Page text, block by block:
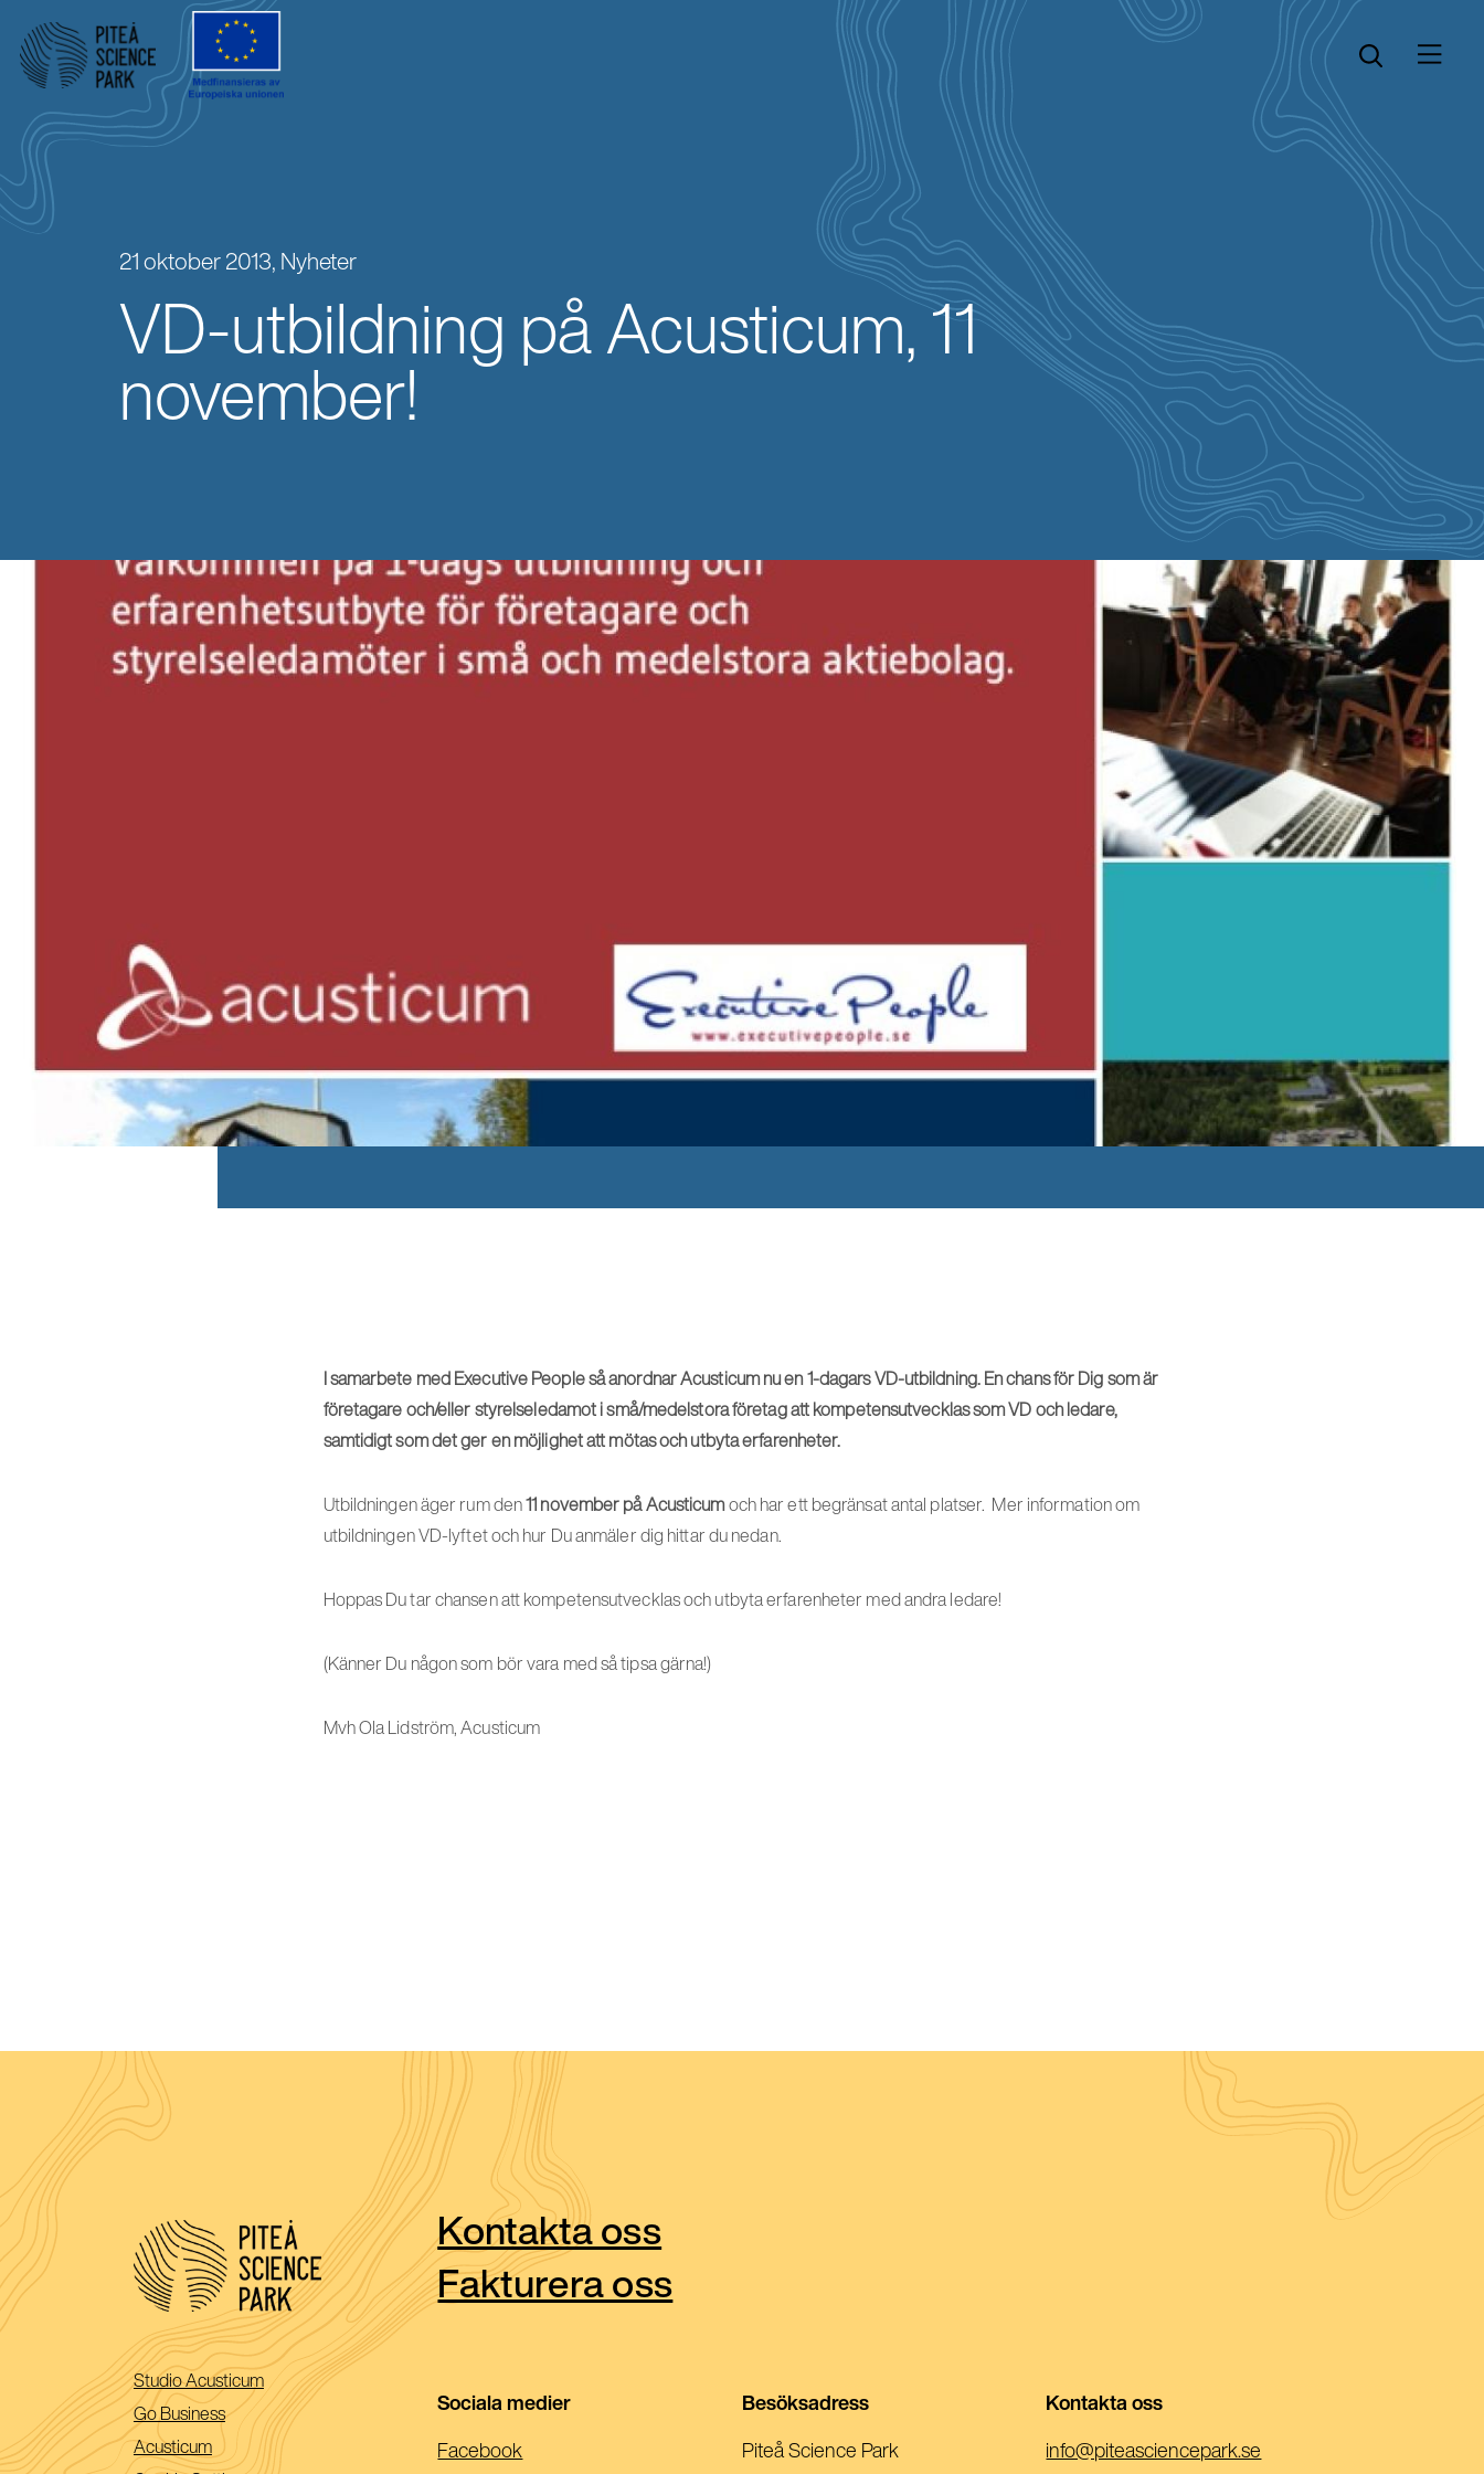
Öppna sök
Öppna menyn
21 oktober 2013, Nyheter
VD-utbildning på Acusticum, 11
november!
I samarbete med Executive People så anordnar Acusticum nu en 1-dagars VD-utbildning. En chans för Dig som är
företagare och/eller styrelseledamot i små/medelstora företag att kompetensutvecklas som VD och ledare,
samtidigt som det ger en möjlighet att mötas och utbyta erfarenheter.
Utbildningen äger rum den11 november på Acusticumoch har ett begränsat antal platser. Mer information om
utbildningen VD-lyftet och hur Du anmäler dig hittar du nedan.
Hoppas Du tar chansen att kompetensutvecklas och utbyta erfarenheter med andra ledare!
(Känner Du någon som bör vara med så tipsa gärna!)
Mvh Ola Lidström, Acusticum
Studio Acusticum(Öppnas
i
ett
nytt
Go Business(Öppnas
i
ett
Acusticum(Öppnas
Kontakta oss
Fakturera oss
Sociala medier
Facebook(Öppnas
Besöksadress
Piteå Science Park
Kontakta oss
info@piteasciencepark.se